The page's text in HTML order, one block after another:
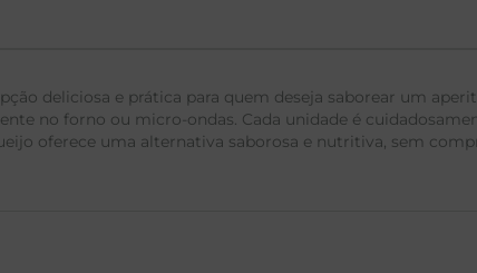
deliciosa e prática para quem deseja saborear um
no forno ou micro-ondas. Cada unidade é
oferece uma alternativa saborosa e nutritiva, sem